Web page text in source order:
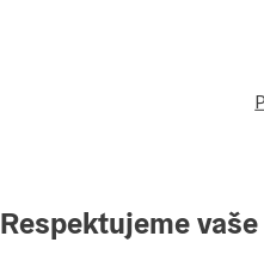
Respektujeme